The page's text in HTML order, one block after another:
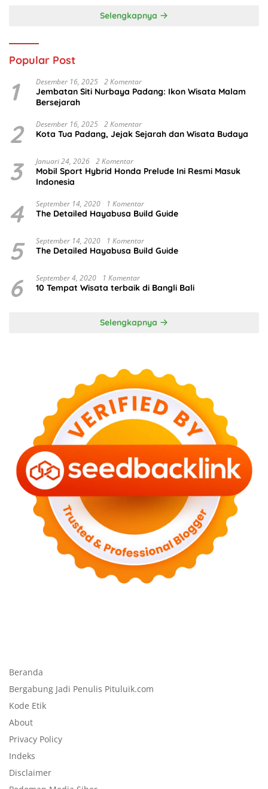
Selengkapnya
Popular Post
1 Desember 16, 2025 2 Komentar
Jembatan Siti Nurbaya Padang: Ikon Wisata Malam
Bersejarah
2 Desember 16, 2025 2 Komentar
Kota Tua Padang, Jejak Sejarah dan Wisata Budaya
3 Januari 24, 2026 2 Komentar
Mobil Sport Hybrid Honda Prelude Ini Resmi Masuk
Indonesia
4 September 14, 2020 1 Komentar
The Detailed Hayabusa Build Guide
5 September 14, 2020 1 Komentar
The Detailed Hayabusa Build Guide
6 September 4, 2020 1 Komentar
10 Tempat Wisata terbaik di Bangli Bali
Selengkapnya
Beranda
Bergabung Jadi Penulis Pituluik.com
Kode Etik
About
Privacy Policy
Indeks
Disclaimer